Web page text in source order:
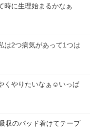
時に生理始まるかなぁ
は2つ病気があって1つは
くやりたいなぁ☺️いっぱ
収のパッド着けてテープ